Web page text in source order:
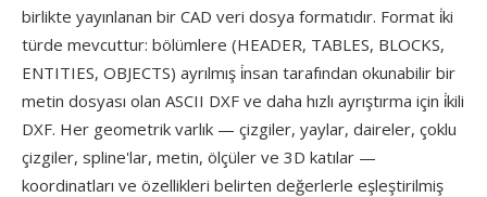
birlikte yayınlanan bir CAD veri dosya formatıdır. Format i̇ki
türde mevcuttur: bölümlere (HEADER, TABLES, BLOCKS,
ENTITIES, OBJECTS) ayrılmış i̇nsan tarafından okunabilir bir
metin dosyası olan ASCII DXF ve daha hızlı ayrıştırma için i̇kili
DXF. Her geometrik varlık — çizgiler, yaylar, daireler, çoklu
çizgiler, spline'lar, metin, ölçüler ve 3D katılar —
koordinatları ve özellikleri belirten değerlerle eşleştirilmiş